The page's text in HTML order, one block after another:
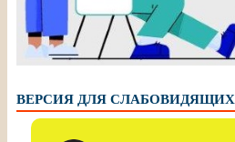
ВЕРСИЯ ДЛЯ СЛАБОВИДЯЩИХ